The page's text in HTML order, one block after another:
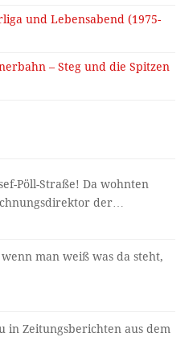
und Lebensabend (1975-
– Steg und die Spitzen
Pöll-Straße! Da wohnten
der…
wenn man weiß was da steht,
in Zeitungsberichten aus dem